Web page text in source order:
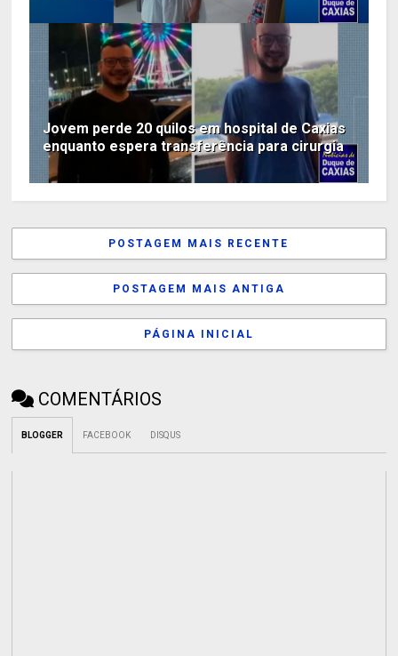
Jovem perde 20 quilos em hospital de Caxias
enquanto espera transferência para cirurgia
POSTAGEM MAIS RECENTE
POSTAGEM MAIS ANTIGA
PÁGINA INICIAL
COMENTÁRIOS
BLOGGER FACEBOOK DISQUS